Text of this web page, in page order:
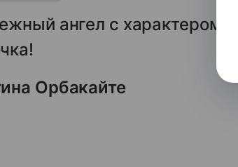
ангел с характером
Орбакайте